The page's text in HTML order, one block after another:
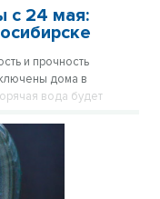
с 24 мая:
и прочность
дома в
вода будет